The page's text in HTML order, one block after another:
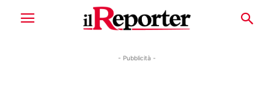
- Pubblicità -